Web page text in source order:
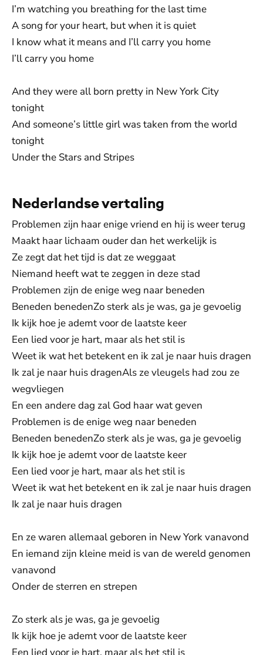
I’m watching you breathing for the last time
A song for your heart, but when it is quiet
I know what it means and I’ll carry you home
I’ll carry you home
And they were all born pretty in New York City
tonight
And someone’s little girl was taken from the world
tonight
Under the Stars and Stripes
Nederlandse vertaling
Problemen zijn haar enige vriend en hij is weer terug
Maakt haar lichaam ouder dan het werkelijk is
Ze zegt dat het tijd is dat ze weggaat
Niemand heeft wat te zeggen in deze stad
Problemen zijn de enige weg naar beneden
Beneden benedenZo sterk als je was, ga je gevoelig
Ik kijk hoe je ademt voor de laatste keer
Een lied voor je hart, maar als het stil is
Weet ik wat het betekent en ik zal je naar huis dragen
Ik zal je naar huis dragenAls ze vleugels had zou ze
wegvliegen
En een andere dag zal God haar wat geven
Problemen is de enige weg naar beneden
Beneden benedenZo sterk als je was, ga je gevoelig
Ik kijk hoe je ademt voor de laatste keer
Een lied voor je hart, maar als het stil is
Weet ik wat het betekent en ik zal je naar huis dragen
Ik zal je naar huis dragen
En ze waren allemaal geboren in New York vanavond
En iemand zijn kleine meid is van de wereld genomen
vanavond
Onder de sterren en strepen
Zo sterk als je was, ga je gevoelig
Ik kijk hoe je ademt voor de laatste keer